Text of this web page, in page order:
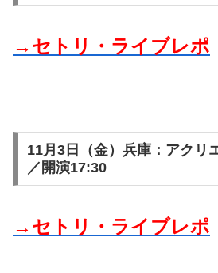
→セトリ・ライブレポ
11月3日（金）兵庫：アク
／開演17:30
→セトリ・ライブレポ